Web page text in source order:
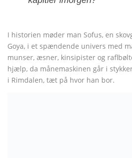
I historien møder man Sofus, en
Goya, i et spændende univers med
munser, æsner, kinsipister og
hjælp, da månemaskinen går i
i Rimdalen, tæt på hvor han bor.